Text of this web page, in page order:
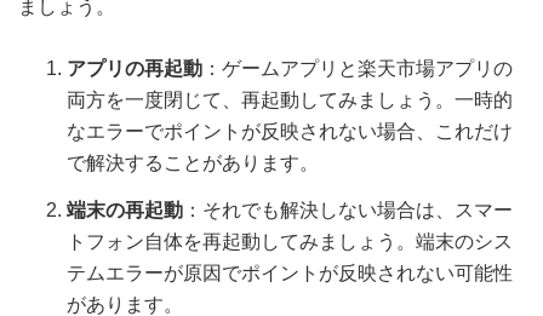
ましょう。
アプリの再起動 ：ゲームアプリと楽天市場アプリの
両方を一度閉じて、再起動してみましょう。一時的
なエラーでポイントが反映されない場合、これだけ
で解決することがあります。
端末の再起動 ：それでも解決しない場合は、スマー
トフォン自体を再起動してみましょう。端末のシス
テムエラーが原因でポイントが反映されない可能性
があります。